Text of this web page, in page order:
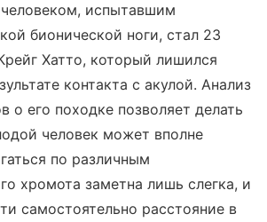
испытавшим
бионической ноги, стал 23
Хатто, который лишился
контакта с акулой. Анализ
о его походке позволяет делать
человек может вполне
по различным
хромота заметна лишь слегка, и
самостоятельно расстояние в